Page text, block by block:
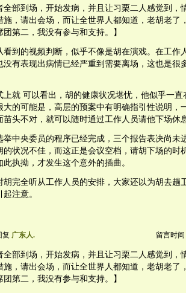
全部到场，开始发病，并且让习栗二人感觉到，
施，请出会场，而让全世界人都知道，老胡老了
团第二，我没有参与和支持。】
看到的视频判断，似乎不像是胡在演戏。在工作
没有表现出病情已经严重到需要离场，这也是很
上就 可以看出，胡的健康状况堪忧，他似乎一
大的可能是，高层的预案中有明确指引性说明，
苗头不对，就可以随时通过工作人员请他下场休
举中央委员的程序已经完成，三个报告表决尚未
的状况不佳，而这正是会议空档，请胡下场的时
此执拗，才发生这个意外的插曲。
胡完全听从工作人员的安排，大家还以为胡去趟
注意。
复 广东人. 留言时间
全部到场，开始发病，并且让习栗二人感觉到，
施，请出会场，而让全世界人都知道，老胡老了
团第二，我没有参与和支持。】